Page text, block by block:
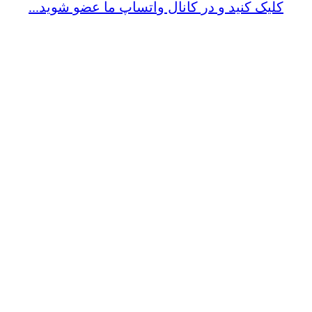
کلیک کنید و در کانال واتساپ ما عضو شوید...